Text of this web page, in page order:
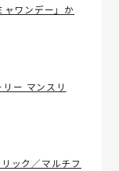
ワンデー」か
ー マンスリ
ック／マルチフ